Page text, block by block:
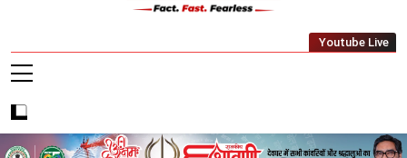
Munadi Live – Jharkhand's Leading Local
Youtube Live